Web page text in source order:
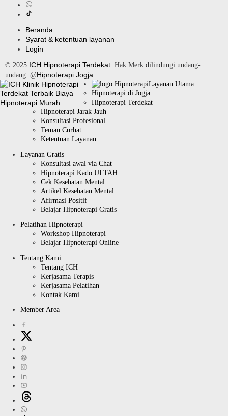
Beranda
Syarat & ketentuan layanan
Login
© 2025 ICH Hipnoterapi Terdekat . Hak Merk dilindungi undang-
undang. @Hipnoterapi Jogja
Layanan Utama
Hipnoterapi di Jogja
Hipnoterapi Terdekat
Hipnoterapi Jarak Jauh
Konsultasi Profesional
Teman Curhat
Ketentuan Layanan
Layanan Gratis
Konsultasi awal via Chat
Hipnoterapi Kado ULTAH
Cek Kesehatan Mental
Artikel Kesehatan Mental
Afirmasi Positif
Belajar Hipnoterapi Gratis
Pelatihan Hipnoterapi
Workshop Hipnoterapi
Belajar Hipnoterapi Online
Tentang Kami
Tentang ICH
Kerjasama Terapis
Kerjasama Pelatihan
Kontak Kami
Member Area